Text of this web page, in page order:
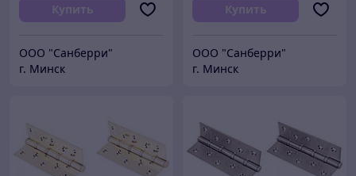
Купить
ООО "Санберри"
г. Минск
Купить
ООО "Санберри"
г. Минск